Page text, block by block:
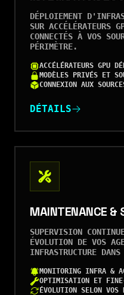
DÉPLOIEMENT
SUR ACCÉLÉRATEURS
CONNECTÉS À VOS
PÉRIMÈTRE.
ACCÉLÉRATEURS GPU
MODÈLES PRIVÉS ET
CONNEXION AUX
DÉTAILS
MAINTENANCE &
SUPERVISION
ÉVOLUTION DE VOS
INFRASTRUCTURE
MONITORING INFRA &
OPTIMISATION ET
ÉVOLUTION SELON VOS